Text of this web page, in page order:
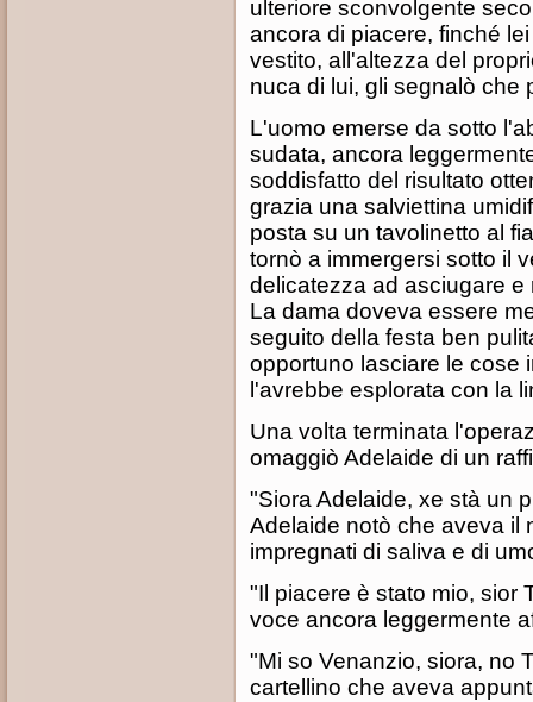
ulteriore sconvolgente
ancora di piacere, finché
vestito, all'altezza del
nuca di lui, gli segnalò che
L'uomo emerse da sotto
sudata, ancora
soddisfatto del risultato
grazia una salviettina
posta su un tavolinetto al
tornò a immergersi sotto il
delicatezza ad asciugare
La dama doveva essere
seguito della festa ben
opportuno lasciare le cose
l'avrebbe esplorata con la
Una volta terminata
omaggiò Adelaide di un
"Siora Adelaide, xe stà un
Adelaide notò che aveva il
impregnati di saliva e di
"Il piacere è stato mio, sior
voce ancora leggermente
"Mi so Venanzio, siora, no
cartellino che aveva